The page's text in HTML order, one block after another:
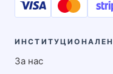
ИНСТИТУЦИОНАЛЕН
За нас